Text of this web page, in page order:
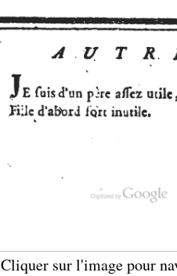
Cliquer sur l'image pour